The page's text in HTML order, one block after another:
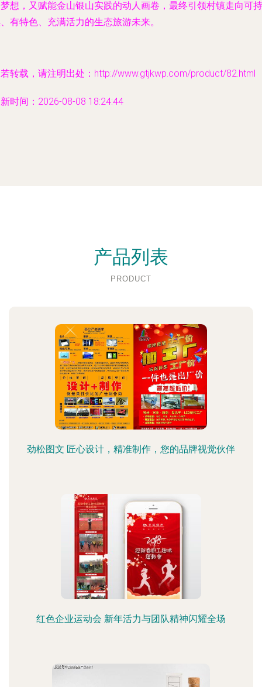
想，又赋能金山银山实践的动人画卷，最终引领村镇走向可持
有特色、充满活力的生态旅游未来。
转载，请注明出处：http://www.gtjkwp.com/product/82.html
时间：2026-08-08 18:24:44
产品列表
PRODUCT
劲松图文 匠心设计，精准制作，您的品牌视觉伙伴
红色企业运动会 新年活力与团队精神闪耀全场